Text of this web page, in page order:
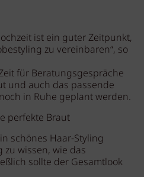
ist ein guter Zeitpunkt,
zu vereinbaren“, so
für Beratungsgespräche
und auch das passende
in Ruhe geplant werden.
perfekte Braut
schönes Haar-Styling
wissen, wie das
sollte der Gesamtlook